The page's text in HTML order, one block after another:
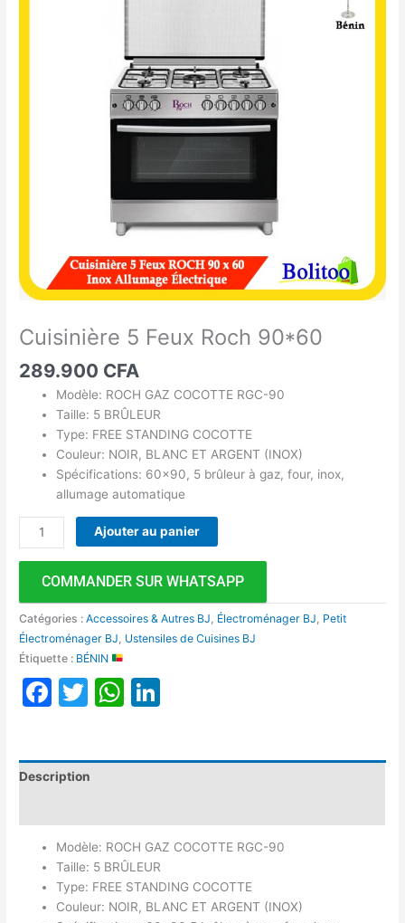
Cuisinière 5 Feux Roch 90*60
289.900 CFA
Modèle: ROCH GAZ COCOTTE RGC-90
Taille: 5 BRÛLEUR
Type: FREE STANDING COCOTTE
Couleur: NOIR, BLANC ET ARGENT (INOX)
Spécifications: 60×90, 5 brûleur à gaz, four, inox,
allumage automatique
Ajouter au panier
COMMANDER SUR WHATSAPP
Catégories :Accessoires & Autres BJ Électroménager BJ Petit
Électroménager BJ Ustensiles de Cuisines BJ
Étiquette : BÉNIN
Facebook
TwitterWhatsApp
Description
Modèle: ROCH GAZ COCOTTE RGC-90
Taille: 5 BRÛLEUR
Type: FREE STANDING COCOTTE
Couleur: NOIR, BLANC ET ARGENT (INOX)